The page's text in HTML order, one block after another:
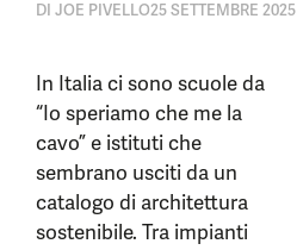
DI JOE PIVELLO25 SETTEMBRE 2025
In Italia ci sono scuole da
“Io speriamo che me la
cavo” e istituti che
sembrano usciti da un
catalogo di architettura
sostenibile. Tra impianti